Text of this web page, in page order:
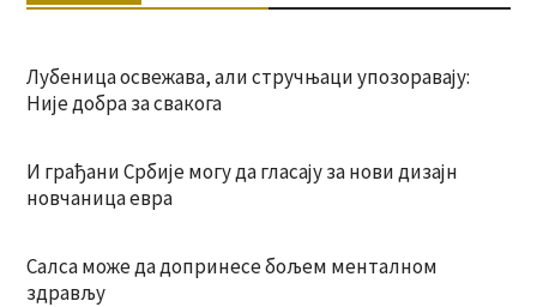
Лубеница освежава, али стручњаци упозоравају:
Није добра за свакога
И грађани Србије могу да гласају за нови дизајн
новчаница евра
Салса може да допринесе бољем менталном
здрављу